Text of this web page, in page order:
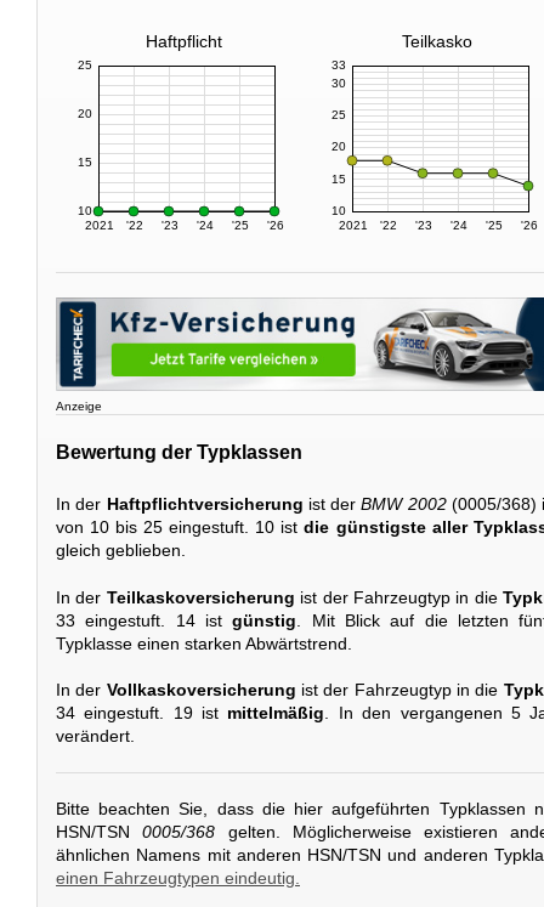
Haftpflicht Teilkasko
2021 '22 '23 '24 '25 '26
10
15
20
25
2021 '22 '23 '24 '25 '26
10
15
20
25
30
33
Anzeige
Bewertung der Typklassen
In der Haftpflichtversicherung ist derBMW 2002(0005/368)
von 10 bis 25 eingestuft. 10 istdie günstigste aller
gleich geblieben.
In der Teilkaskoversicherung ist der Fahrzeugtyp in die
33 eingestuft. 14 istgünstig . Mit Blick auf die letzten
Typklasse einen starken Abwärtstrend.
In der Vollkaskoversicherung ist der Fahrzeugtyp in die
34 eingestuft. 19 ist mittelmäßig. In den vergangenen 5
verändert.
Bitte beachten Sie, dass die hier aufgeführten Typklassen
HSN/TSN0005/368 gelten. Möglicherweise existieren
ähnlichen Namens mit anderen HSN/TSN und anderen
einen Fahrzeugtypen eindeutig.